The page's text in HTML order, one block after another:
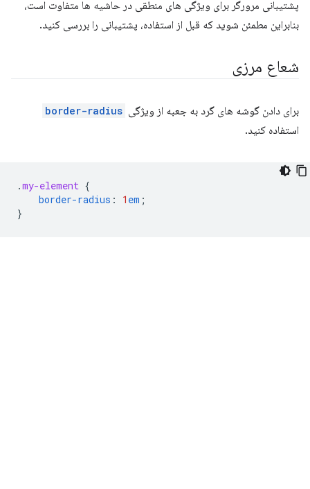
پشتیبانی مرورگر برای ویژگی های منطقی در حاشیه ها متفاوت است،
بنابراین مطمئن شوید که قبل از استفاده، پشتیبانی را بررسی کنید.
شعاع مرزی
برای دادن گوشه های گرد به جعبه از ویژگی border-radius
استفاده کنید.
.my-element {
border-radius : 1 em ;
}